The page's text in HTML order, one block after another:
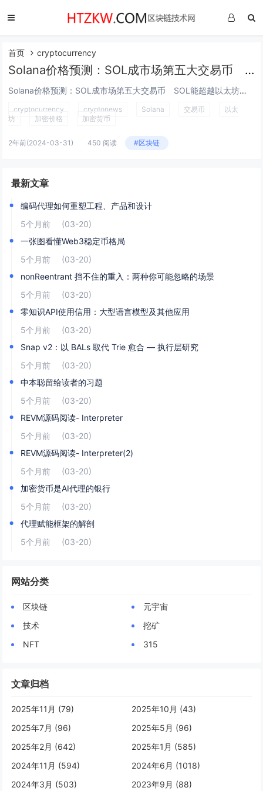
首页 cryptocurrency
Solana价格预测：SOL成市场第五大交易币 SOL能超越以太坊？
Solana价格预测：SOL成市场第五大交易币 SOL能超越以太坊？ Esther Hui 二月 5, 2024 13:00 GM...
cryptocurrency cryptonews Solana 交易币
以太
坊
加密价格 加密货币
2年前(2024-03-31) 450 阅读 #区块链
最新文章
编码代理如何重塑工程、产品和设计
5个月前
(03-20)
一张图看懂Web3稳定币格局
5个月前
(03-20)
nonReentrant 挡不住的重入：两种你可能忽略的场景
5个月前
(03-20)
零知识API使用信用：大型语言模型及其他应用
5个月前
(03-20)
Snap v2：以 BALs 取代 Trie 愈合 — 执行层研究
5个月前
(03-20)
中本聪留给读者的习题
5个月前
(03-20)
REVM源码阅读- Interpreter
5个月前
(03-20)
REVM源码阅读- Interpreter(2)
5个月前
(03-20)
加密货币是AI代理的银行
5个月前
(03-20)
代理赋能框架的解剖
5个月前
(03-20)
网站分类
区块链
元宇宙
技术
挖矿
NFT
315
文章归档
2025年11月 (79)
2025年10月 (43)
2025年7月 (96)
2025年5月 (96)
2025年2月 (642)
2025年1月 (585)
2024年11月 (594)
2024年6月 (1018)
2024年3月 (503)
2023年9月 (88)